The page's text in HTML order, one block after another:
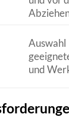
Auswahl
und